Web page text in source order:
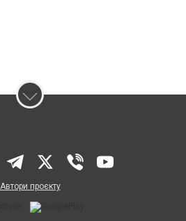
Автори проєкту